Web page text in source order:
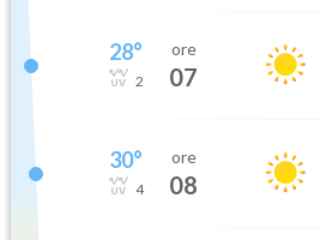
28°
2
ore
07
30°
4
ore
08